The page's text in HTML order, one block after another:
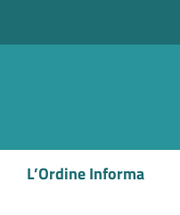
L’Ordine Informa